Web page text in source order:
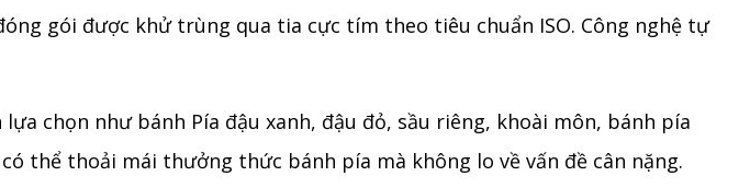
gói được khử trùng qua tia cực tím theo tiêu chuẩn ISO. Công nghệ tự
chọn như bánh Pía đậu xanh, đậu đỏ, sầu riêng, khoài môn, bánh pía
thể thoải mái thưởng thức bánh pía mà không lo về vấn đề cân nặng.